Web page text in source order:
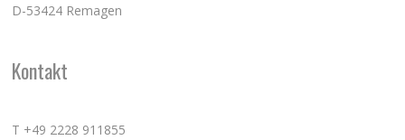
D-53424 Remagen
Kontakt
T +49 2228 911855